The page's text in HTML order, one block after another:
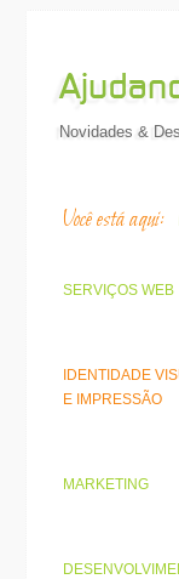
Novidades &
Você está aqui:
SERVIÇOS WEB
IDENTIDADE
E IMPRESSÃO
MARKETING